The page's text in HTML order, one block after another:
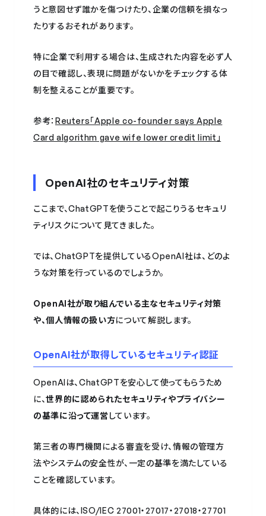
うと意図せず誰かを傷つけたり、企業の信頼を損なっ
たりするおそれがあります。
特に企業で利用する場合は、生成された内容を必ず人
の目で確認し、表現に問題がないかをチェックする体
制を整えることが重要です。
参考： Reuters「Apple co-founder says Apple
Card algorithm gave wife lower credit limit」
OpenAI社のセキュリティ対策
ここまで、ChatGPTを使うことで起こりうるセキュリ
ティリスクについて見てきました。
では、ChatGPTを提供しているOpenAI社は、どのよ
うな対策を行っているのでしょうか。
OpenAI社が取り組んでいる主なセキュリティ対策
や、個人情報の扱い方について解説します。
OpenAI社が取得しているセキュリティ認証
OpenAIは、ChatGPTを安心して使ってもらうため
に、世界的に認められたセキュリティやプライバシー
の基準に沿って運営 しています。
第三者の専門機関による審査を受け、情報の管理方
法やシステムの安全性が、一定の基準を満たしている
ことを確認しています。
具体的には、ISO/IEC 27001・27017・27018・27701